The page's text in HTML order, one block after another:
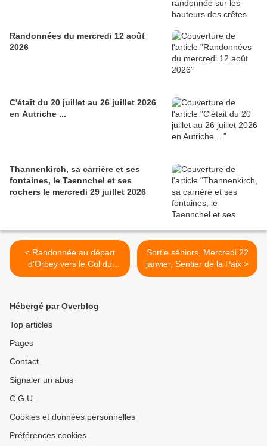
Randonnées du mercredi 12 août
2026
C'était du 20 juillet au 26 juillet 2026
en Autriche ...
Thannenkirch, sa carrière et ses
fontaines, le Taennchel et ses
rochers le mercredi 29 juillet 2026
< Randonnée au départ
d'Orbey vers le Col du
Calvaire - mercredi 15
Sortie séniors, Mercredi 22
janvier, Sentier de la Paix >
Hébergé par Overblog
Top articles
Pages
Contact
Signaler un abus
C.G.U.
Cookies et données personnelles
Préférences cookies